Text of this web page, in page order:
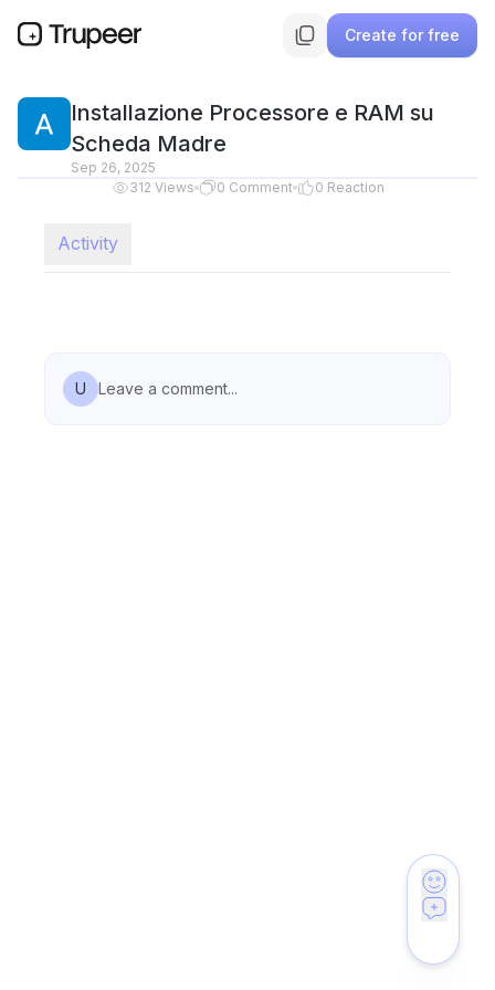
Create for free
Installazione Processore e RAM su
Scheda Madre
Sep 26, 2025
312 Views 0 Comment 0 Reaction
Activity
U